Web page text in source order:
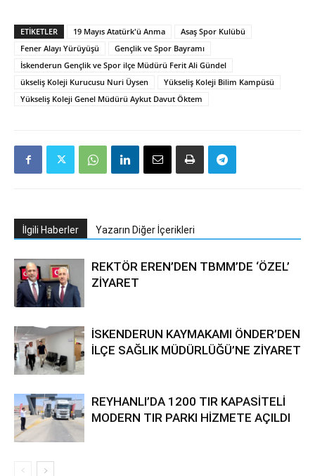
ETIKETLER 19 Mayıs Atatürk'ü Anma
Asaş Spor Kulübü
Fener Alayı Yürüyüşü
Gençlik ve Spor Bayramı
İskenderun Gençlik ve Spor ilçe Müdürü Ferit Ali Gündel
ükseliş Koleji Kurucusu Nuri Üysen
Yükseliş Koleji Bilim Kampüsü
Yükseliş Koleji Genel Müdürü Aykut Davut Öktem
İlgili Haberler Yazarın Diğer İçerikleri
REKTÖR EREN’DEN TBMM’DE ‘ÖZEL’
ZİYARET
İSKENDERUN KAYMAKAMI ÖNDER’DEN
İLÇE SAĞLIK MÜDÜRLÜĞÜ’NE ZİYARET
REYHANLI’DA 1200 TIR KAPASİTELİ
MODERN TIR PARKI HİZMETE AÇILDI